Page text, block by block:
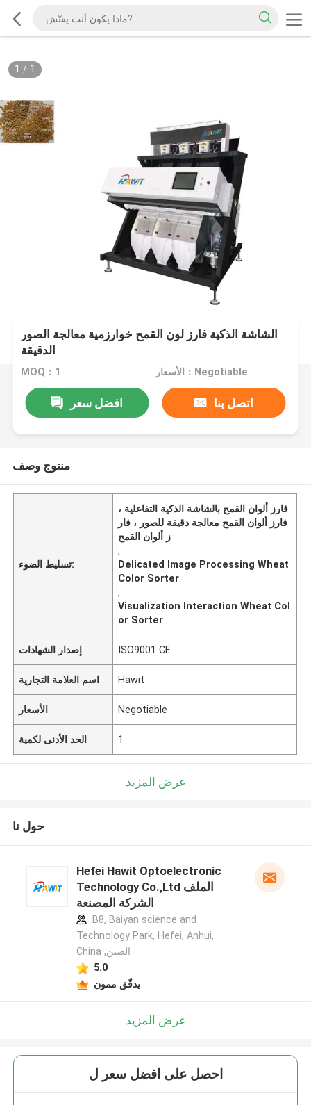
1 / 1
الشاشة الذكية فارز لون القمح خوارزمية معالجة الصور
الدقيقة
MOQ：1 الأسعار：Negotiable
افضل سعر اتصل بنا
منتوج وصف
تسليط الضوء:
فارز ألوان القمح بالشاشة الذكية التفاعلية ،
فارز ألوان القمح معالجة دقيقة للصور ، فار
ز ألوان القمح
,
Delicated Image Processing Wheat
Color Sorter
,
Visualization Interaction Wheat Col
or Sorter
إصدار الشهادات ISO9001 CE
اسم العلامة التجارية Hawit
الأسعار Negotiable
الحد الأدنى لكمية 1
عرض المزيد
حول نا
Hefei Hawit Optoelectronic
Technology Co.,Ltd الملف
الشركة المصنعة
B8, Baiyan science and
Technology Park, Hefei, Anhui,
China ,الصين
5.0
يدقّق ممون
عرض المزيد
احصل على افضل سعر ل